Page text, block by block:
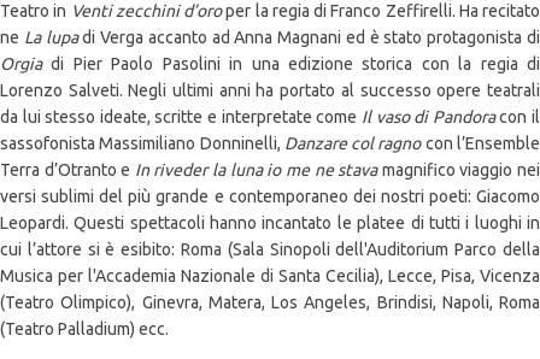
Teatro in Venti zecchini d’oroper la regia di Franco Zeffirelli. Ha recitato
ne La lupadi Verga accanto ad Anna Magnani ed è stato protagonista di
Orgiadi Pier Paolo Pasolini in una edizione storica con la regia di
Lorenzo Salveti. Negli ultimi anni ha portato al successo opere teatrali
da lui stesso ideate, scritte e interpretate come Il vaso di Pandoracon il
sassofonista Massimiliano Donninelli, Danzare col ragnocon l’Ensemble
Terra d’Otranto e In riveder la luna io me ne stavamagnifico viaggio nei
versi sublimi del più grande e contemporaneo dei nostri poeti: Giacomo
Leopardi. Questi spettacoli hanno incantato le platee di tutti i luoghi in
cui l’attore si è esibito: Roma (Sala Sinopoli dell'Auditorium Parco della
Musica per l'Accademia Nazionale di Santa Cecilia), Lecce, Pisa, Vicenza
(Teatro Olimpico), Ginevra, Matera, Los Angeles, Brindisi, Napoli, Roma
(Teatro Palladium) ecc.